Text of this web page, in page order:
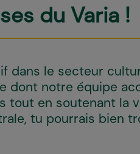
du Varia !
dans le secteur
dont notre équipe
tout en soutenant la
tu pourrais bien